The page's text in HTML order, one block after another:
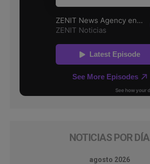
NOTICIAS POR DÍA
agosto 2026